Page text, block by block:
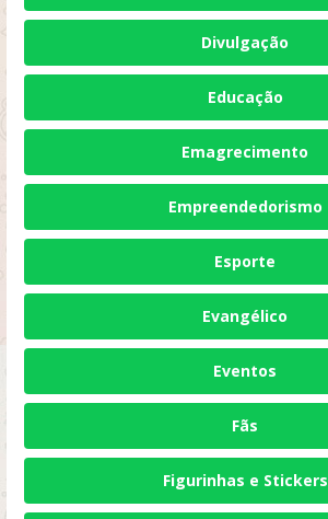
Divulgação
Educação
Emagrecimento
Empreendedorismo
Esporte
Evangélico
Eventos
Fãs
Figurinhas e Stickers